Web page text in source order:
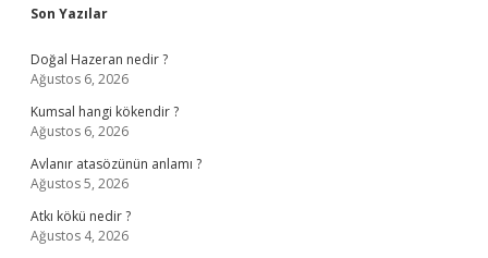
Sidebar
Son Yazılar
Doğal Hazeran nedir ?
Ağustos 6, 2026
Kumsal hangi kökendir ?
Ağustos 6, 2026
Avlanır atasözünün anlamı ?
Ağustos 5, 2026
Atkı kökü nedir ?
Ağustos 4, 2026